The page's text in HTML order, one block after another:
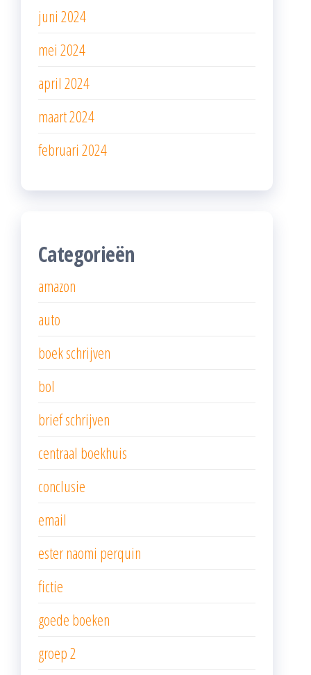
juni 2024
mei 2024
april 2024
maart 2024
februari 2024
Categorieën
amazon
auto
boek schrijven
bol
brief schrijven
centraal boekhuis
conclusie
email
ester naomi perquin
fictie
goede boeken
groep 2